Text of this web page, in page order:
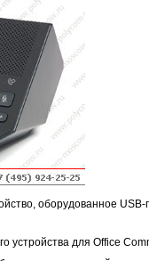
оборудованное
устройства для Office